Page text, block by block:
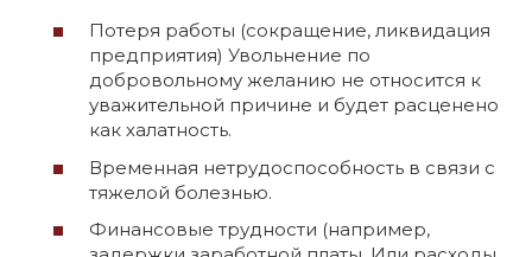
Потеря работы (сокращение, ликвидация
предприятия) Увольнение по
добровольному желанию не относится к
уважительной причине и будет расценено
как халатность.
Временная нетрудоспособность в связи с
тяжелой болезнью.
Финансовые трудности (например,